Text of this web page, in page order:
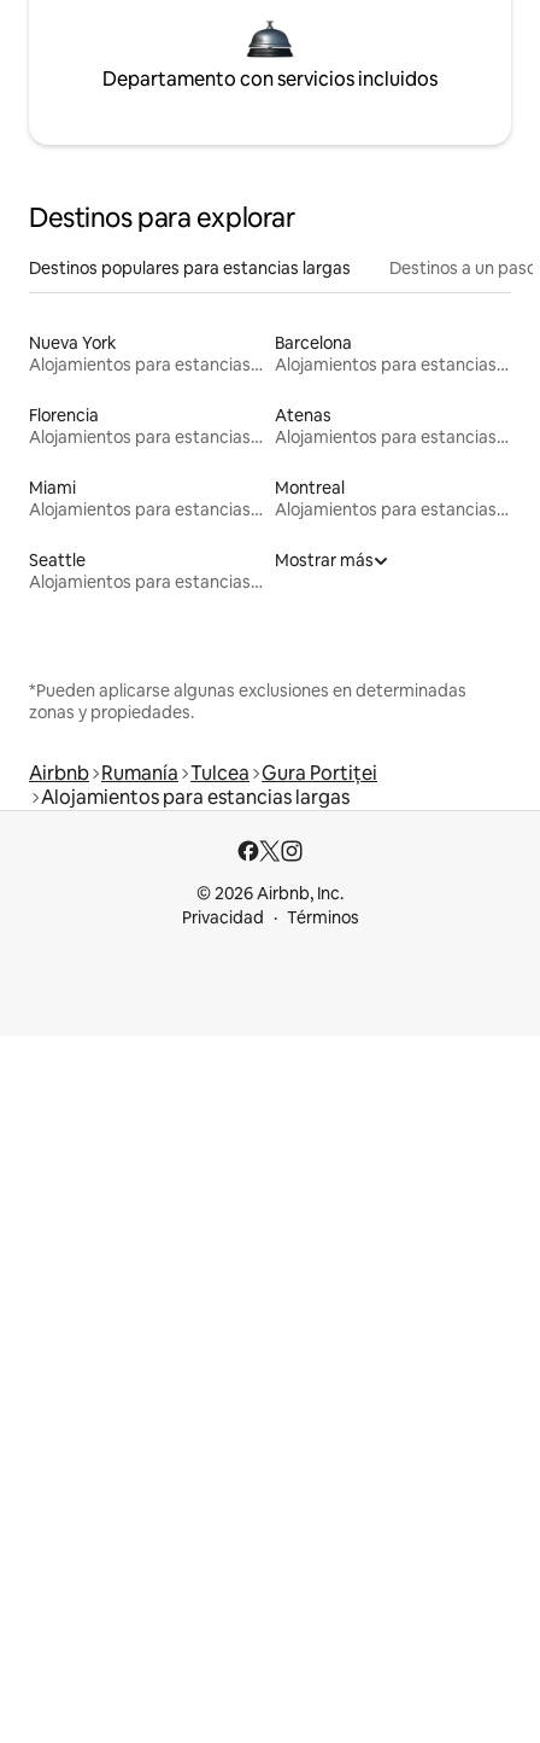
Departamento con servicios incluidos
Destinos para explorar
Destinos populares para estancias largas Destinos a un
Nueva York
Alojamientos para estancias largas
Barcelona
Alojamientos para estancias largas
Florencia
Alojamientos para estancias largas
Atenas
Alojamientos para estancias largas
Miami
Alojamientos para estancias largas
Montreal
Alojamientos para estancias largas
Seattle
Alojamientos para estancias largas
Mostrar más
*Pueden aplicarse algunas exclusiones en determinadas
zonas y propiedades.
Airbnb Rumanía Tulcea Gura Portiței
Alojamientos para estancias largas
© 2026 Airbnb, Inc.
Privacidad
Términos